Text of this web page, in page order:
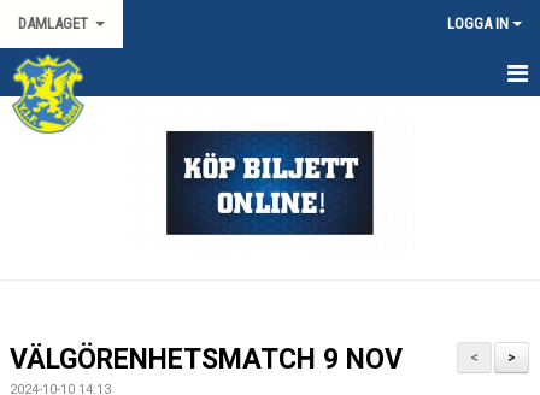
DAMLAGET LOGGA IN
HEM
SPORTGRUPP DAM
>
<
VÄLGÖRENHETSMATCH 9 NOV
2024-10-10 14:13